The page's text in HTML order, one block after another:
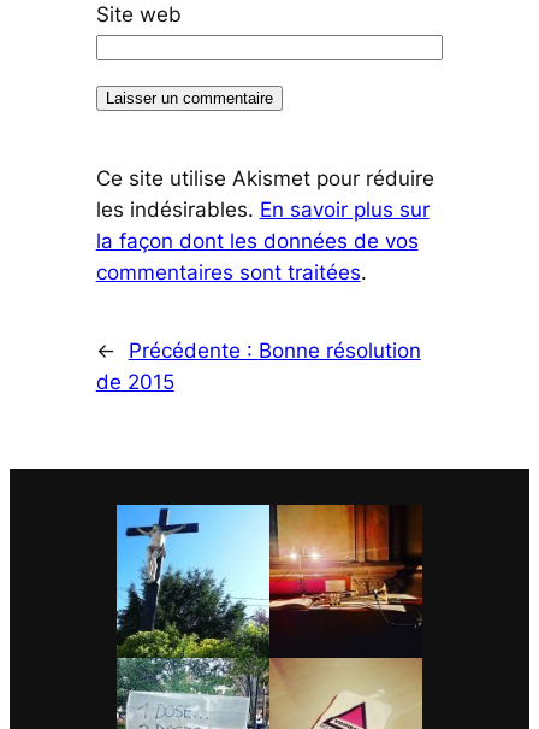
Site web
Ce site utilise Akismet pour réduire
les indésirables. En savoir plus sur
la façon dont les données de vos
commentaires sont traitées.
← Précédente : Bonne résolution
de 2015